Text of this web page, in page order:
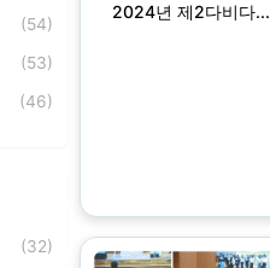
(54)
(53)
(46)
(3)
(32)
2024년 제2다비다...